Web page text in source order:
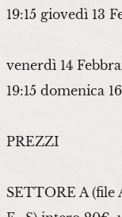
19:15 giovedì 13
venerdì 14
19:15 domenica
PREZZI
SETTORE A